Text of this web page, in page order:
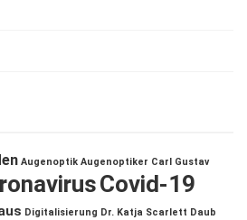
Augenoptik Augenoptiker Carl Gustav
Covid-19
Digitalisierung Dr. Katja Scarlett Daub